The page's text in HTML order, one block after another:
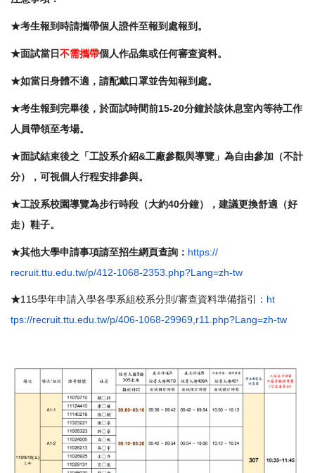
★考生報到時請攜帶個人證件至報到處報到。
★面試當日 不需攜帶個人作品集或任何審查資料。
★如當日身體不適，請配戴口罩並告知報到處。
★考生報到完畢後，於面試時間前15-20分鐘於該休息室內等待工作
人員帶領至考場。
★面試結束後之「工設系介紹&工廠參觀與導覽」為自由參加（不計
分），可視個人行程安排參與。
★工設系校園導覽為步行時段（大約40分鐘），建議更換舒適（好
走）鞋子。
★其他大學申請事項請至招生網頁查詢： https://
recruit.ttu.edu.tw/p/412-1068-2353.php?Lang=zh-tw
★115學年申請入學各學系組校系分則 /審查資料準備指引： ht
tps://recruit.ttu.edu.tw/p/406-1068-29969,r11.php?Lang=zh-tw